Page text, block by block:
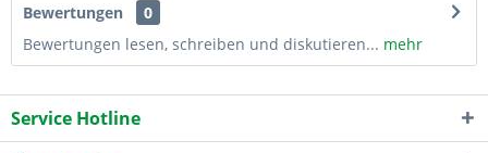
Bewertungen
0
Bewertungen lesen, schreiben und diskutieren... mehr
Service Hotline